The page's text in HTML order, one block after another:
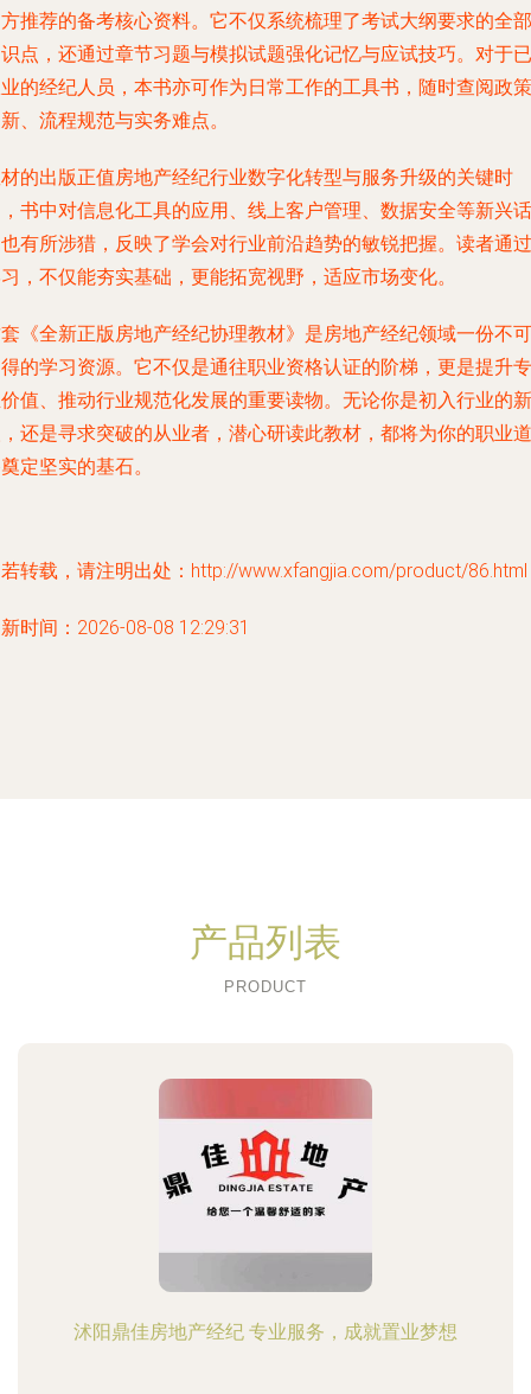
推荐的备考核心资料。它不仅系统梳理了考试大纲要求的全部
点，还通过章节习题与模拟试题强化记忆与应试技巧。对于已
的经纪人员，本书亦可作为日常工作的工具书，随时查阅政策
、流程规范与实务难点。
的出版正值房地产经纪行业数字化转型与服务升级的关键时
书中对信息化工具的应用、线上客户管理、数据安全等新兴话
有所涉猎，反映了学会对行业前沿趋势的敏锐把握。读者通过
，不仅能夯实基础，更能拓宽视野，适应市场变化。
《全新正版房地产经纪协理教材》是房地产经纪领域一份不可
的学习资源。它不仅是通往职业资格认证的阶梯，更是提升专
值、推动行业规范化发展的重要读物。无论你是初入行业的新
还是寻求突破的从业者，潜心研读此教材，都将为你的职业道
定坚实的基石。
转载，请注明出处：http://www.xfangjia.com/product/86.html
时间：2026-08-08 12:29:31
产品列表
PRODUCT
沭阳鼎佳房地产经纪 专业服务，成就置业梦想